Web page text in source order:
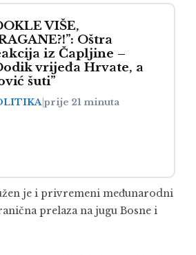
VIŠE,
Oštra
iz Čapljine –
vrijeđa Hrvate, a
šuti”
prije 21 minuta
je i privremeni međunarodni
prelaza na jugu Bosne i